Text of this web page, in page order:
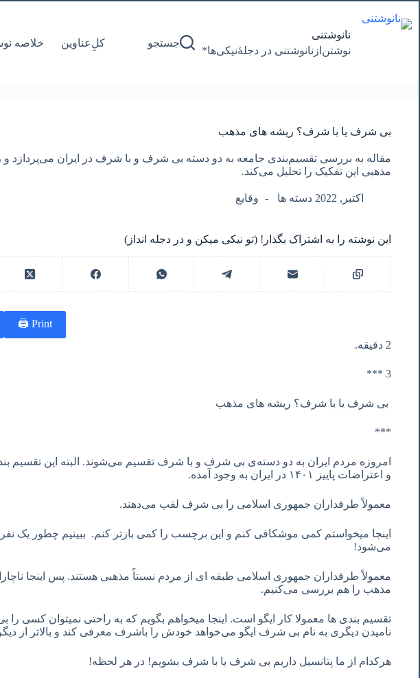
به
محتوا
نانوشتنی
نوشتن‌از‌نانوشتنی‌ در‌ دجلۀنیکی‌ها*
جستجو کل‌ِعناوین خلاصه
بی شرف یا با شرف؟ ریشه های مذهب
مقاله به بررسی تقسیم‌بندی جامعه به دو دسته بی شرف و با شرف در ایران می‌پردازد
مذهبی این تفکیک را تحلیل می‌کند.
اکتبر, 2022 دسته ها وقایع
این نوشته را به اشتراک بگذار! (تو نیکی میکن و در دجله انداز)
Print 🖨
2 دقیقه.
3 ***
بی شرف یا با شرف؟ ریشه های مذهب
***
امروزه مردم ایران به دو دسته‌ی بی شرف و با شرف تقسیم می‌شوند. البته این تقسیم
و اعتراضات پاییز ١۴٠١ در ایران به وجود آمده.
معمولاً طرفداران جمهوری اسلامی را بی شرف لقب می‌دهند.
اینجا میخواستم کمی موشکافی کنم و این برچسب را کمی بازتر کنم. ببینیم چطور یک
می‌شود!
معمولاً طرفداران جمهوری اسلامی طبقه ای از مردم نسبتاً مذهبی هستند. پس اینجا
مذهب را هم بررسی می‌کنیم.
تقسیم بندی ها معمولا کار ایگو است. اینجا میخواهم بگویم که به راحتی نمیتوان کسی را
نامیدن دیگری به نام بی شرف ایگو می‌خواهد خودش را باشرف معرفی کند و بالاتر از
هرکدام از ما پتانسیل داریم بی شرف یا با شرف بشویم! در هر لحظه!